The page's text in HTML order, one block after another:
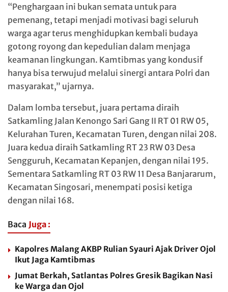
“Penghargaan ini bukan semata untuk para
pemenang, tetapi menjadi motivasi bagi seluruh
warga agar terus menghidupkan kembali budaya
gotong royong dan kepedulian dalam menjaga
keamanan lingkungan. Kamtibmas yang kondusif
hanya bisa terwujud melalui sinergi antara Polri dan
masyarakat,” ujarnya.
Dalam lomba tersebut, juara pertama diraih
Satkamling Jalan Kenongo Sari Gang II RT 01 RW 05,
Kelurahan Turen, Kecamatan Turen, dengan nilai 208.
Juara kedua diraih Satkamling RT 23 RW 03 Desa
Sengguruh, Kecamatan Kepanjen, dengan nilai 195.
Sementara Satkamling RT 03 RW 11 Desa Banjararum,
Kecamatan Singosari, menempati posisi ketiga
dengan nilai 168.
Baca Juga :
Kapolres Malang AKBP Rulian Syauri Ajak Driver Ojol
Ikut Jaga Kamtibmas
Jumat Berkah, Satlantas Polres Gresik Bagikan Nasi
ke Warga dan Ojol